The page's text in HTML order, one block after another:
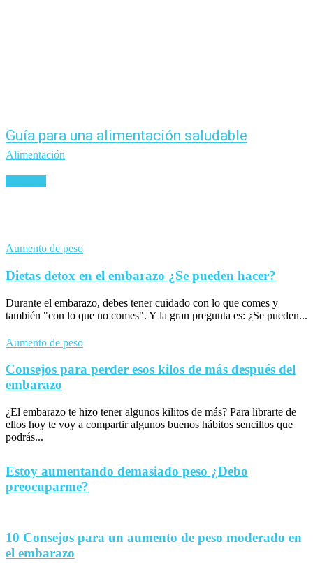
Guía para una alimentación saludable
Alimentación
Aumento de peso
Dietas detox en el embarazo ¿Se pueden hacer?
Durante el embarazo, debes tener cuidado con lo que comes y
también "con lo que no comes". Y la gran pregunta es: ¿Se pueden...
Aumento de peso
Consejos para perder esos kilos de más después del
embarazo
¿El embarazo te hizo tener algunos kilitos de más? Para librarte de
ellos hoy te voy a compartir algunos buenos hábitos sencillos que
podrás...
Estoy aumentando demasiado peso ¿Debo
preocuparme?
10 Consejos para un aumento de peso moderado en
el embarazo